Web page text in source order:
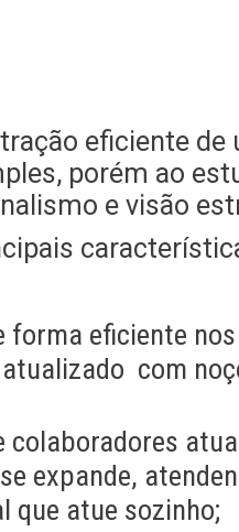
eficiente de
porém ao
e visão
eficiente
com
expande,
que atue sozinho;